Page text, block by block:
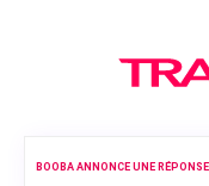
BOOBA ANNONCE UNE